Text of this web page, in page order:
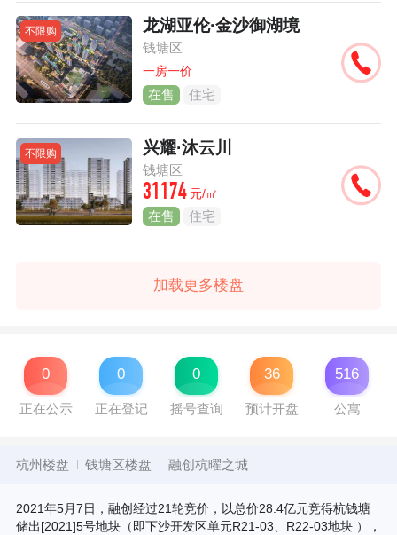
不限购 龙湖亚伦·金沙御湖境
钱塘区
一房一价
在售 住宅
不限购 兴耀·沐云川
钱塘区
31174 元/㎡
在售 住宅
加载更多楼盘
0
正在公示
0
正在登记
0
摇号查询
36
预计开盘
516
公寓
杭州楼盘 钱塘区楼盘 融创杭曜之城
2021年5月7日，融创经过21轮竞价，以总价28.4亿元竞得杭钱塘
储出[2021]5号地块（即下沙开发区单元R21-03、R22-03地块 ），